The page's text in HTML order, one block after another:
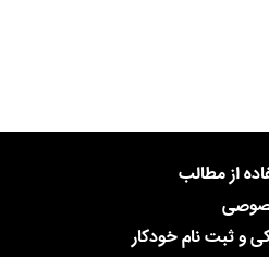
از مطالب
و ثبت نام خودکار